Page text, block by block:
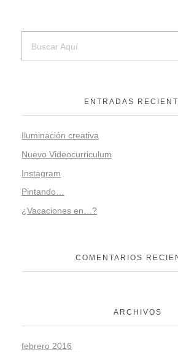
ENTRADAS
Iluminación creativa
Nuevo Videocurriculum
Instagram
Pintando…
¿Vacaciones en…?
COMENTARIOS
ARCHIVOS
febrero 2016